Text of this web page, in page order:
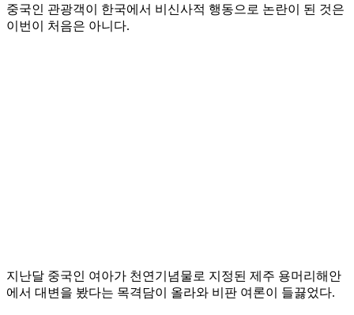
중국인 관광객이 한국에서 비신사적 행동으로 논란이 된 것은
이번이 처음은 아니다.
지난달 중국인 여아가 천연기념물로 지정된 제주 용머리해안
에서 대변을 봤다는 목격담이 올라와 비판 여론이 들끓었다.